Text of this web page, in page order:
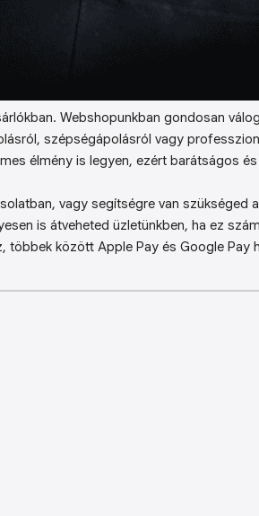
Webshopunkban gondosan
szépségápolásról vagy
élmény is legyen, ezért barátságos
vagy segítségre van szükséged
is átveheted üzletünkben, ha ez
között Apple Pay és Google Pay